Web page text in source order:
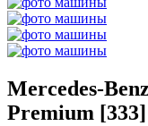
Mercedes-
Premium [333]